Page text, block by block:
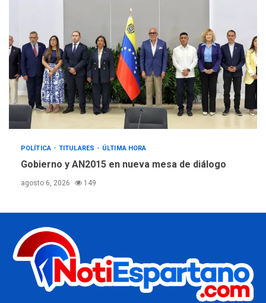
POLÍTICA TITULARES ÚLTIMA HORA
Gobierno y AN2015 en nueva mesa de diálogo
agosto 6, 2026 149